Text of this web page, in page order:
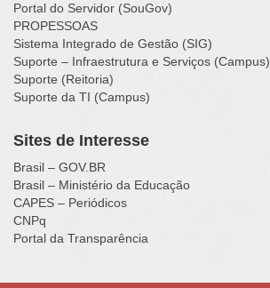
Portal do Servidor (SouGov)
PROPESSOAS
Sistema Integrado de Gestão (SIG)
Suporte – Infraestrutura e Serviços (Campus)
Suporte (Reitoria)
Suporte da TI (Campus)
Sites de Interesse
Brasil – GOV.BR
Brasil – Ministério da Educação
CAPES – Periódicos
CNPq
Portal da Transparência